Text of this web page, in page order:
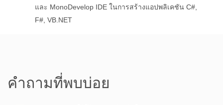
และ MonoDevelop IDE ในการสร้างแอปพลิเคชัน C#,
F#, VB.NET
คำถามที่พบบ่อย